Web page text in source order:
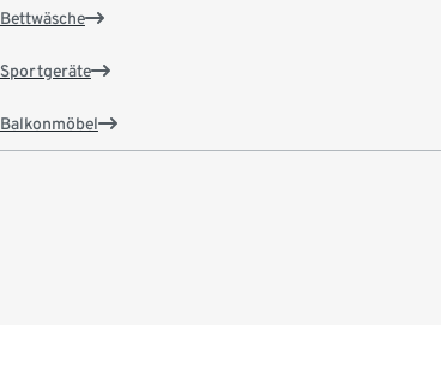
Bettwäsche
Sportgeräte
Balkonmöbel